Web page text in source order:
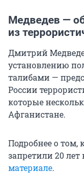
Медведев —
из
Дмитрий
установлению
талибами —
России
которые
Афганистане.
Подробнее о том,
запретили 20
материале.